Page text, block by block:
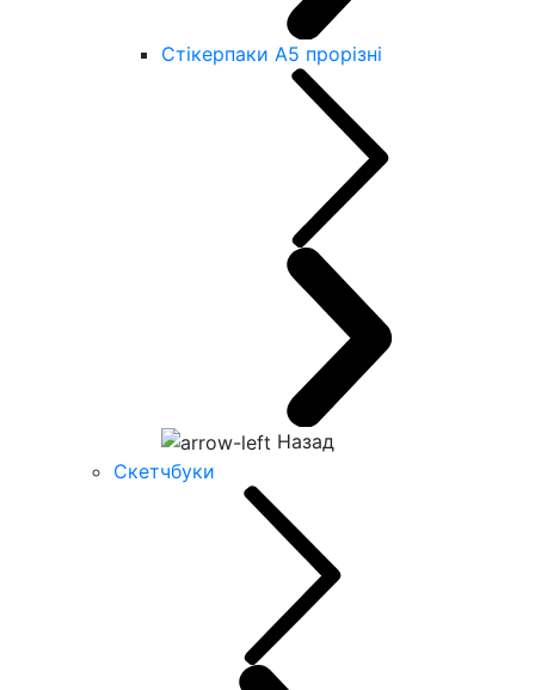
Стікерпаки А5 прорізні
Назад
Скетчбуки